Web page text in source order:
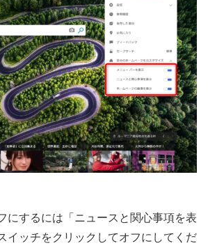
にするには「ニュースと関心事項を表
イッチをクリックしてオフにしてくだ